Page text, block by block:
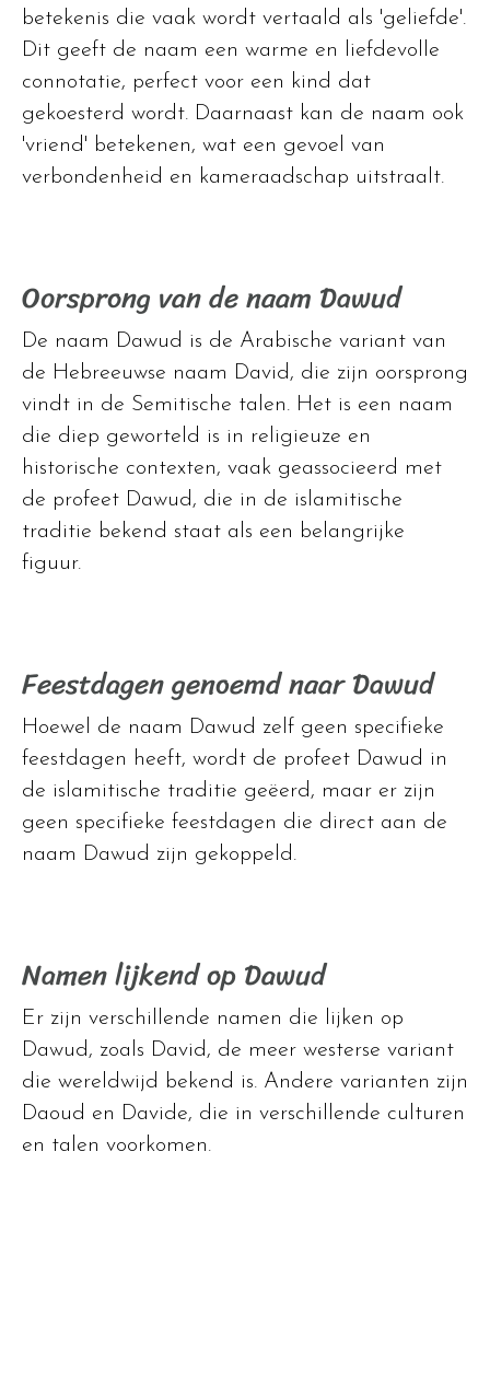
betekenis die vaak wordt vertaald als 'geliefde'.
Dit geeft de naam een warme en liefdevolle
connotatie, perfect voor een kind dat
gekoesterd wordt. Daarnaast kan de naam ook
'vriend' betekenen, wat een gevoel van
verbondenheid en kameraadschap uitstraalt.
Oorsprong van de naam Dawud
De naam Dawud is de Arabische variant van
de Hebreeuwse naam David, die zijn oorsprong
vindt in de Semitische talen. Het is een naam
die diep geworteld is in religieuze en
historische contexten, vaak geassocieerd met
de profeet Dawud, die in de islamitische
traditie bekend staat als een belangrijke
figuur.
Feestdagen genoemd naar Dawud
Hoewel de naam Dawud zelf geen specifieke
feestdagen heeft, wordt de profeet Dawud in
de islamitische traditie geëerd, maar er zijn
geen specifieke feestdagen die direct aan de
naam Dawud zijn gekoppeld.
Namen lijkend op Dawud
Er zijn verschillende namen die lijken op
Dawud, zoals David, de meer westerse variant
die wereldwijd bekend is. Andere varianten zijn
Daoud en Davide, die in verschillende culturen
en talen voorkomen.